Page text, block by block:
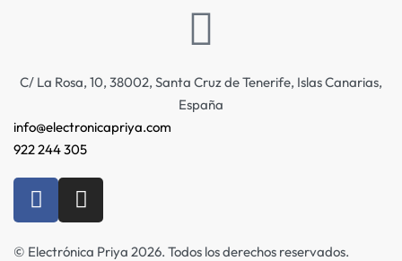
C/ La Rosa, 10, 38002, Santa Cruz de Tenerife, Islas Canarias,
España
info@electronicapriya.com
922 244 305
© Electrónica Priya 2026. Todos los derechos reservados.